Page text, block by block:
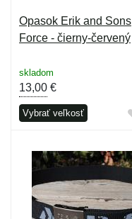
Opasok Erik and Sons
Force - čierny-červený
skladom
13,00 €
Vybrať veľkosť